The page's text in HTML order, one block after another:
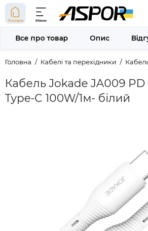
Головна Меню
Головна Кабелі та перехідники
Кабель Jokade JA009 PD
Type-C 100W/1м- білий
Все про товар Опис